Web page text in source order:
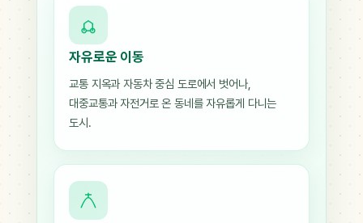
자유로운 이동
교통 지옥과 자동차 중심 도로에서 벗어나,
대중교통과 자전거로 온 동네를 자유롭게 다니는
도시.